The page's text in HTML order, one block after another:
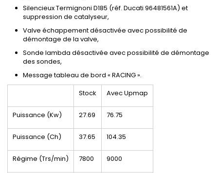
Silencieux Termignoni D185 (réf. Ducati 96481561A) et
suppression de catalyseur,
Valve échappement désactivée avec possibilité de
démontage de la valve,
Sonde lambda désactivée avec possibilité de démontage
des sondes,
Message tableau de bord « RACING ».
Stock
Avec Upmap
Puissance (Kw) 27.69 76.75
Puissance (Ch) 37.65 104.35
Régime (Trs/min) 7800 9000